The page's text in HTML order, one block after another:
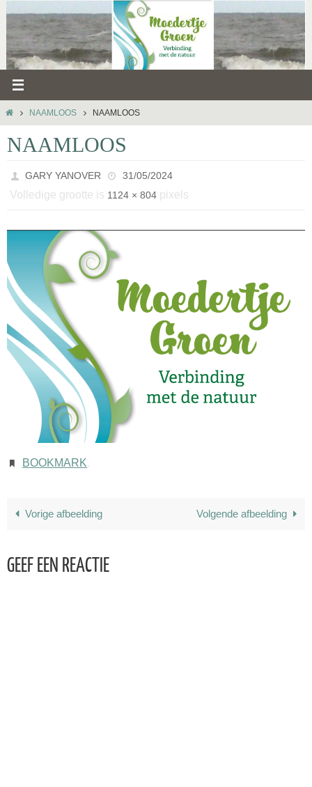
inhoud
HOMENAAMLOOS NAAMLOOS
NAAMLOOS
GARY YANOVER 31/05/2024
Volledige grootte is 1124 × 804 pixels
BOOKMARK.
Vorige afbeelding Volgende afbeelding
GEEF EEN REACTIE